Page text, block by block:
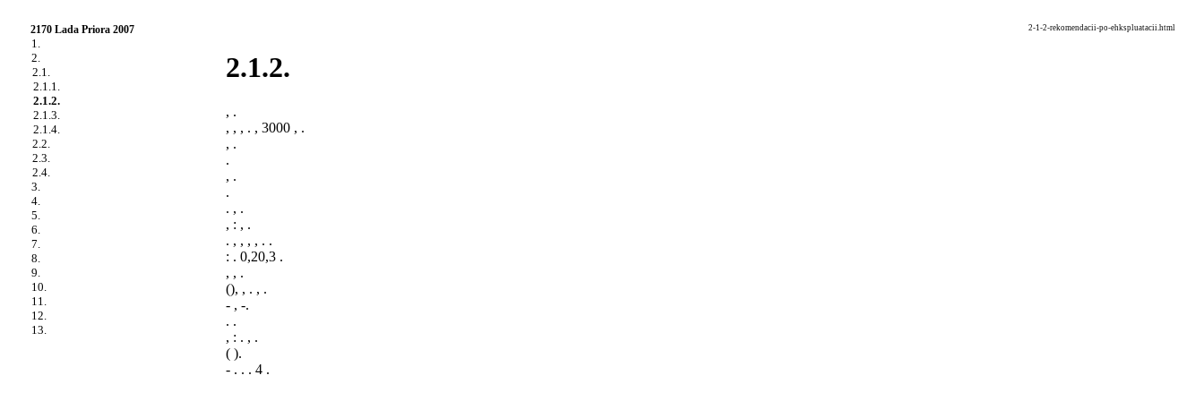
2170 Lada Priora 2007
1.
2.
2.1.
2.1.1.
2.1.2.
2.1.3.
2.1.4.
2.2.
2.3.
2.4.
3.
4.
5.
6.
7.
8.
9.
10.
11.
12.
13.
2-1-2-rekomendacii-po-ehkspluatacii.html
2.1.2.
, .
, , , . , 3000 , .
, .
.
, .
.
. , .
, : , .
. , , , , . .
: . 0,20,3 .
, , .
(), , . , .
- , -.
. .
, : . , .
( ).
- . . . 4 .